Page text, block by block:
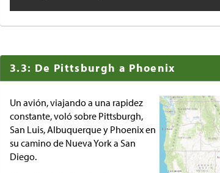
3.3: De Pittsburgh a Phoenix
Un avión, viajando a una rapidez
constante, voló sobre Pittsburgh,
San Luis, Albuquerque y Phoenix en
su camino de Nueva York a San
Diego.